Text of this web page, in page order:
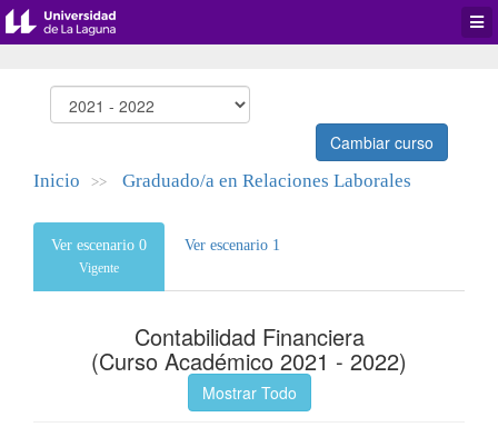
Cambiar curso
Inicio >> Graduado/a en Relaciones Laborales
Ver escenario 0
Vigente
Ver escenario 1
Contabilidad Financiera
(Curso Académico 2021 - 2022)
Mostrar Todo